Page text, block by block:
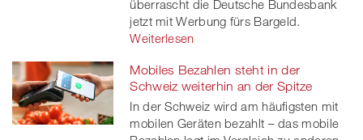
er
überrascht die Deutsche Bundesbank
jetzt mit Werbung fürs Bargeld.
Weiterlesen
Mobiles Bezahlen steht in der
Schweiz weiterhin an der Spitze
In der Schweiz wird am häufigsten mit
mobilen Geräten bezahlt – das mobile